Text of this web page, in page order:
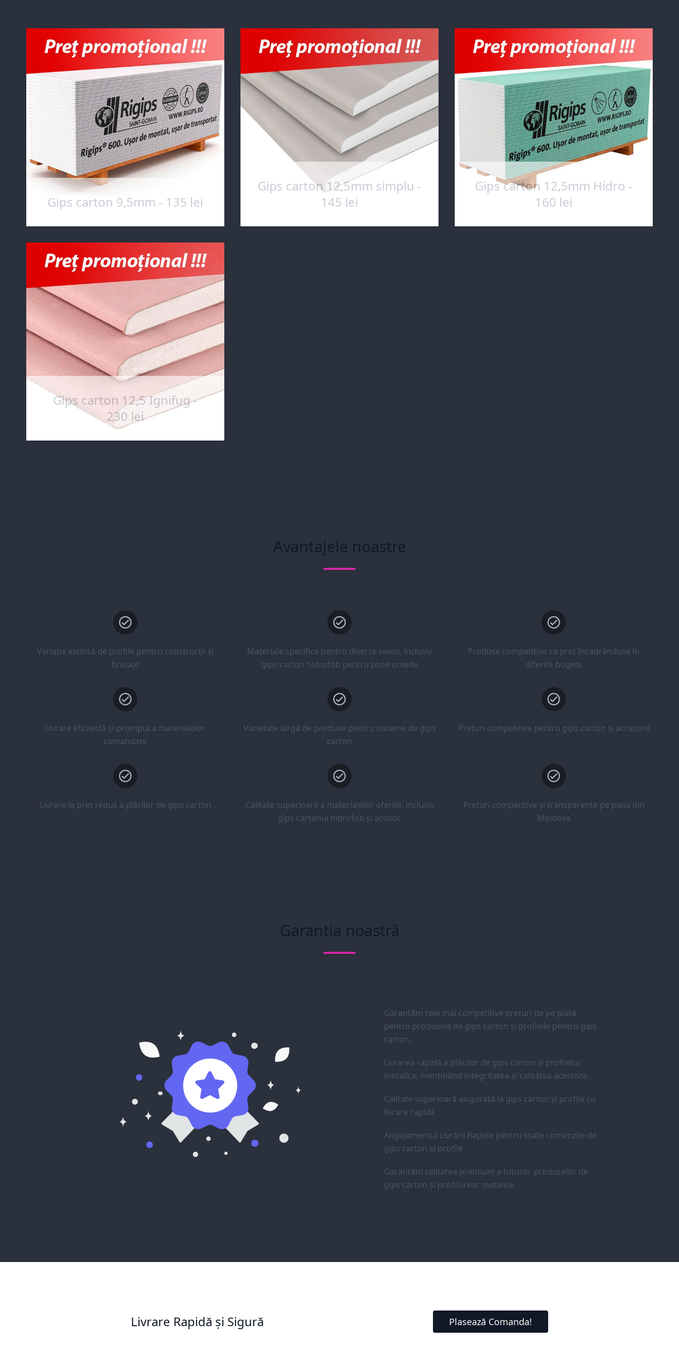
Gips carton 9,5mm - 135 lei
Gips carton 12,5mm simplu -
145 lei
Gips carton 12,5mm Hidro -
160 lei
Gips carton 12,5 Ignifug -
230 lei
Avantajele noastre
Variație extinsă de profile pentru construcții și
finisaje
Materiale specifice pentru diverse nevoi, inclusiv
gips carton hidrofob pentru zone umede
Produse competitive ca preț încadrânduse în
diferite bugete
Livrare eficientă și promptă a materialelor
comandate
Varietate largă de produse pentru sisteme de gips
carton
Prețuri competitive pentru gips carton și accesorii
Livrare la preț redus a plăcilor de gips carton
Calitate superioară a materialelor oferite, inclusiv
gips cartonul hidrofob și acustic
Prețuri competitive și transparente pe piața din
Moldova
Garantia noastră
Garantăm cele mai competitive prețuri de pe piață
pentru produsele de gips carton și profilele pentru gips
carton.
Livrarea rapidă a plăcilor de gips carton și profilelor
metalice, menținând integritatea și calitatea acestora.
Calitate superioară asigurată la gips carton și profile cu
livrare rapidă
Angajamentul Livrării Rapide pentru toate comenzile de
gips carton și profile
Garantăm calitatea premium a tuturor produselor de
gips carton și profilurilor metalice.
Livrare Rapidă și Sigură Plasează Comanda!